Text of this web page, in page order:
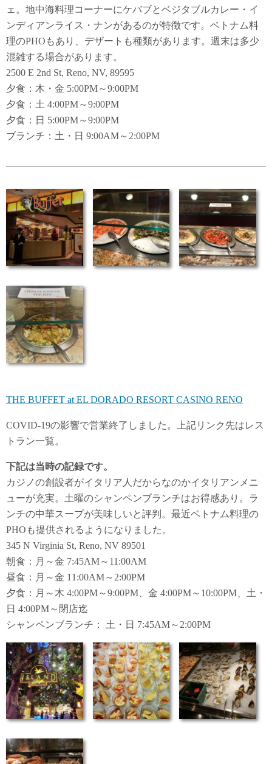
ェ。地中海料理コーナーにケバブとベジタブルカレー・イ
ンディアンライス・ナンがあるのが特徴です。ベトナム料
理のPHOもあり、デザートも種類があります。週末は多少
混雑する場合があります。
2500 E 2nd St, Reno, NV, 89595
夕食：木・金 5:00PM～9:00PM
夕食：土 4:00PM～9:00PM
夕食：日 5:00PM～9:00PM
ブランチ：土・日 9:00AM～2:00PM
THE BUFFET at EL DORADO RESORT CASINO RENO
COVID-19の影響で営業終了しました。上記リンク先はレス
トラン一覧。
下記は当時の記録です。
カジノの創設者がイタリア人だからなのかイタリアンメニ
ューが充実。土曜のシャンペンブランチはお得感あり。ラ
ンチの中華スープが美味しいと評判。最近ベトナム料理の
PHOも提供されるようになりました。
345 N Virginia St, Reno, NV 89501
朝食：月～金 7:45AM～11:00AM
昼食：月～金 11:00AM～2:00PM
夕食：月～木 4:00PM～9:00PM、金 4:00PM～10:00PM、土・
日 4:00PM～閉店迄
シャンペンブランチ： 土・日 7:45AM～2:00PM